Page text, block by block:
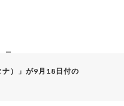
）」が9月18日付の